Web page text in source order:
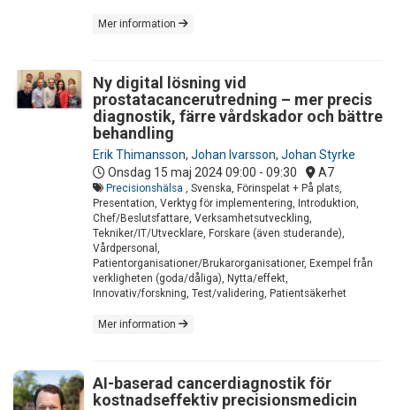
Mer information
Ny digital lösning vid
prostatacancerutredning – mer precis
diagnostik, färre vårdskador och bättre
behandling
Erik Thimansson, Johan Ivarsson, Johan Styrke
Onsdag 15 maj 202409:00 - 09:30 A7
Precisionshälsa
, Svenska, Förinspelat + På plats,
Presentation, Verktyg för implementering, Introduktion,
Chef/Beslutsfattare, Verksamhetsutveckling,
Tekniker/IT/Utvecklare, Forskare (även studerande),
Vårdpersonal,
Patientorganisationer/Brukarorganisationer, Exempel från
verkligheten (goda/dåliga), Nytta/effekt,
Innovativ/forskning, Test/validering, Patientsäkerhet
Mer information
AI-baserad cancerdiagnostik för
kostnadseffektiv precisionsmedicin